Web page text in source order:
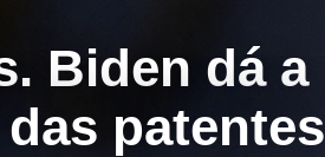
Biden dá a
patentes